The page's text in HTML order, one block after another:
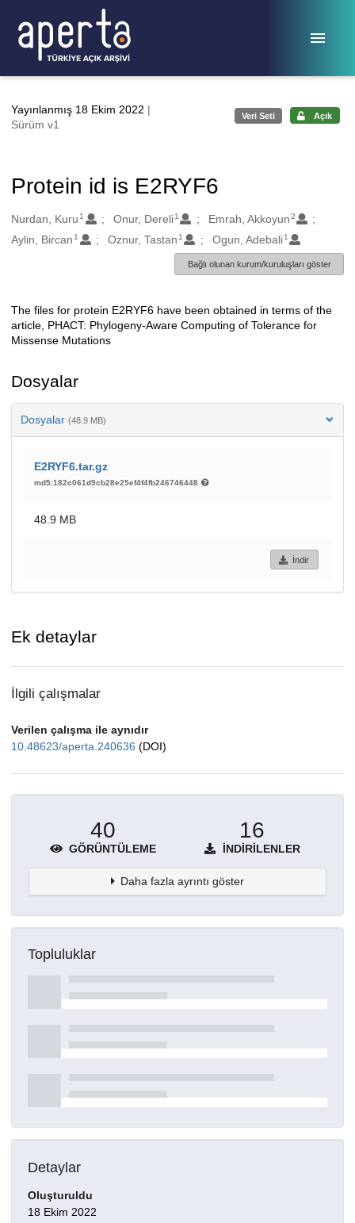
Yayınlanmış 18 Ekim 2022 |
Sürüm v1
Veri Seti Açık
Protein id is E2RYF6
Oluşturanlar
Nurdan, Kuru 1 Onur, Dereli 1 Emrah, Akkoyun2
Aylin, Bircan 1 Oznur, Tastan 1 Ogun, Adebali 1
Bağlı olunan kurum/kuruluşları göster
Açıklama
The files for protein E2RYF6 have been obtained in terms of the
article, PHACT: Phylogeny-Aware Computing of Tolerance for
Missense Mutations
Dosyalar
Dosyalar (48.9 MB)
E2RYF6.tar.gz
md5:182c061d9cb28e25ef4f4fb246746448
48.9 MB
İndir
Ek detaylar
İlgili çalışmalar
Verilen çalışma ile aynıdır
10.48623/aperta.240636 (DOI)
40
GÖRÜNTÜLEME
16
İNDIRILENLER
Daha fazla ayrıntı göster
Topluluklar
Detaylar
Oluşturuldu
18 Ekim 2022